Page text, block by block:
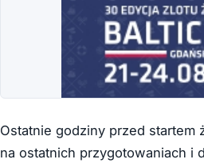
Ostatnie godziny przed startem
na ostatnich przygotowaniach i